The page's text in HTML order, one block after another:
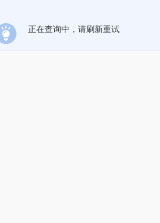
正在查询中，请刷新重试